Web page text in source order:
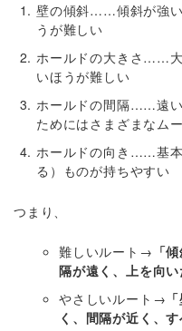
壁の傾斜……傾斜が強
うが難しい
ホールドの大きさ……大
いほうが難しい
ホールドの間隔……遠い
ためにはさまざまなム
ホールドの向き……基
る）ものが持ちやすい
つまり、
難しいルート→ 「
隔が遠く、上を向い
やさしいルート→
く、間隔が近く、